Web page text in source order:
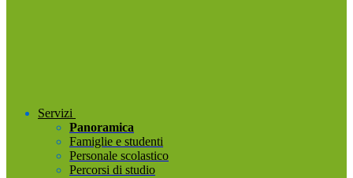
Servizi
Panoramica
Famiglie e studenti
Personale scolastico
Percorsi di studio